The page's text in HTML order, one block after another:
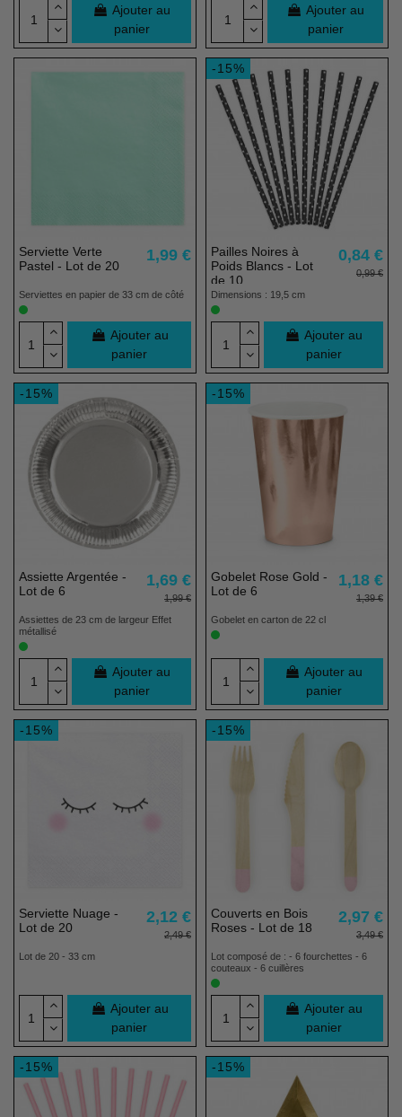
Ajouter au
panier
Ajouter au
panier
Serviette Verte
Pastel - Lot de 20
1,99 €
Serviettes en papier de 33 cm de côté
Ajouter au
panier
-15%
Pailles Noires à
Poids Blancs - Lot
de 10
0,84 €
0,99 €
Dimensions : 19,5 cm
Ajouter au
panier
-15%
Assiette Argentée -
Lot de 6
1,69 €
1,99 €
Assiettes de 23 cm de largeur Effet
métallisé
Ajouter au
panier
-15%
Gobelet Rose Gold -
Lot de 6
1,18 €
1,39 €
Gobelet en carton de 22 cl
Ajouter au
panier
-15%
Serviette Nuage -
Lot de 20
2,12 €
2,49 €
Lot de 20 - 33 cm
Ajouter au
panier
-15%
Couverts en Bois
Roses - Lot de 18
2,97 €
3,49 €
Lot composé de : - 6 fourchettes - 6
couteaux - 6 cuillères
Ajouter au
panier
-15% -15%